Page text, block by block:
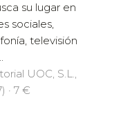
su lugar en
sociales,
televisión
UOC, S.L.,
· 7 €